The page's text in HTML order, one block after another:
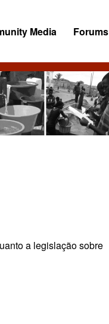
Media Forums
a legislação sobre